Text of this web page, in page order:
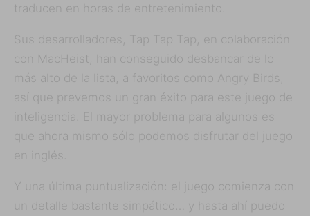
traducen en horas de entretenimiento.
Sus desarrolladores, Tap Tap Tap, en colaboración
con MacHeist, han conseguido desbancar de lo
más alto de la lista, a favoritos como Angry Birds,
así que prevemos un gran éxito para este juego de
inteligencia. El mayor problema para algunos es
que ahora mismo sólo podemos disfrutar del juego
en inglés.
Y una última puntualización: el juego comienza con
un detalle bastante simpático… y hasta ahí puedo